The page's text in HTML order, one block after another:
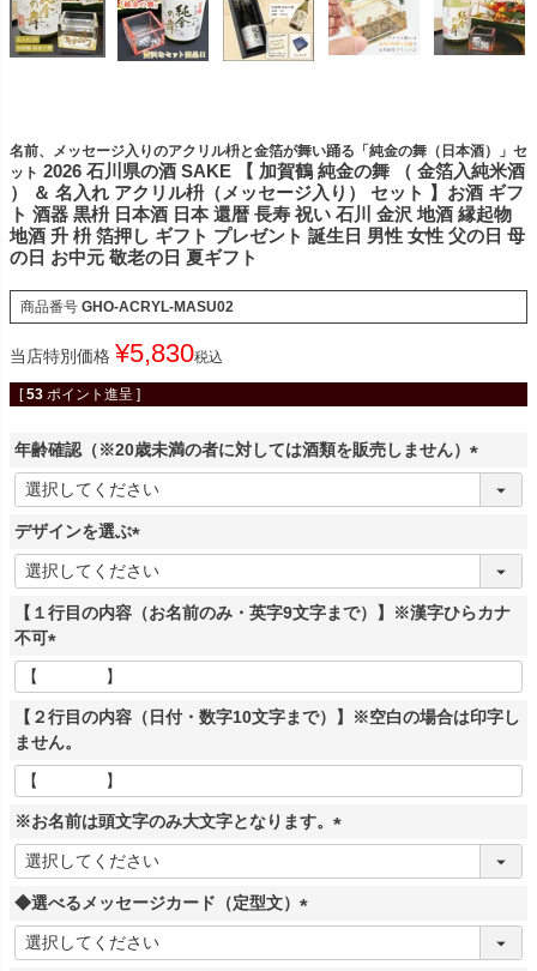
名前、メッセージ入りのアクリル枡と金箔が舞い踊る「純金の舞（日本酒）」セ
ット 2026 石川県の酒 SAKE 【 加賀鶴 純金の舞 （ 金箔入純米酒
） ＆ 名入れ アクリル枡（メッセージ入り） セット 】お酒 ギフ
ト 酒器 黒枡 日本酒 日本 還暦 長寿 祝い 石川 金沢 地酒 縁起物
地酒 升 枡 箔押し ギフト プレゼント 誕生日 男性 女性 父の日 母
の日 お中元 敬老の日 夏ギフト
商品番号 GHO-ACRYL-MASU02
当店特別価格 ¥5,830税込
[ 53 ポイント進呈 ]
年齢確認（※20歳未満の者に対しては酒類を販売しません）
必
)
デザインを選ぶ
(
必
須
【１行目の内容（お名前のみ・英字9文字まで）】※漢字ひらカナ
不可
必
須
)
【２行目の内容（日付・数字10文字まで）】※空白の場合は印字し
ません。
※お名前は頭文字のみ大文字となります。
必
)
◆選べるメッセージカード（定型文）
必